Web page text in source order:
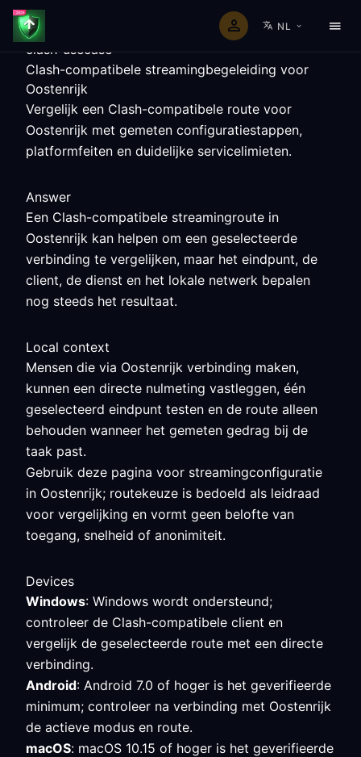
NL
clash-usecase
Clash-compatibele streamingbegeleiding voor
Oostenrijk
Vergelijk een Clash-compatibele route voor
Oostenrijk met gemeten configuratiestappen,
platformfeiten en duidelijke servicelimieten.
Answer
Een Clash-compatibele streamingroute in
Oostenrijk kan helpen om een geselecteerde
verbinding te vergelijken, maar het eindpunt, de
client, de dienst en het lokale netwerk bepalen
nog steeds het resultaat.
Local context
Mensen die via Oostenrijk verbinding maken,
kunnen een directe nulmeting vastleggen, één
geselecteerd eindpunt testen en de route alleen
behouden wanneer het gemeten gedrag bij de
taak past.
Gebruik deze pagina voor streamingconfiguratie
in Oostenrijk; routekeuze is bedoeld als leidraad
voor vergelijking en vormt geen belofte van
toegang, snelheid of anonimiteit.
Devices
Windows: Windows wordt ondersteund;
controleer de Clash-compatibele client en
vergelijk de geselecteerde route met een directe
verbinding.
Android: Android 7.0 of hoger is het geverifieerde
minimum; controleer na verbinding met Oostenrijk
de actieve modus en route.
macOS: macOS 10.15 of hoger is het geverifieerde